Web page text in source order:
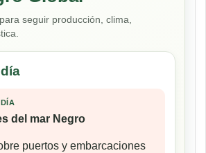
seguir producción, clima,
del mar Negro
puertos y embarcaciones